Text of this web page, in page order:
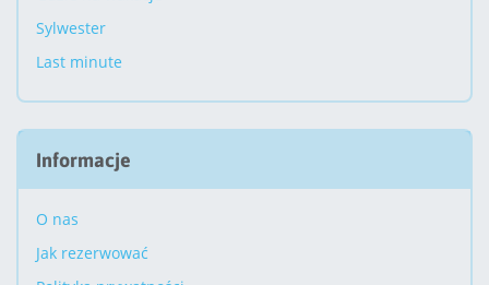
Sylwester
Last minute
Informacje
O nas
Jak rezerwować